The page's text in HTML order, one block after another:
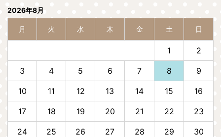
2026年8月
月 火 水 木 金 土 日
1 2
3 4 5 6 7 8 9
10 11 12 13 14 15 16
17 18 19 20 21 22 23
24 25 26 27 28 29 30